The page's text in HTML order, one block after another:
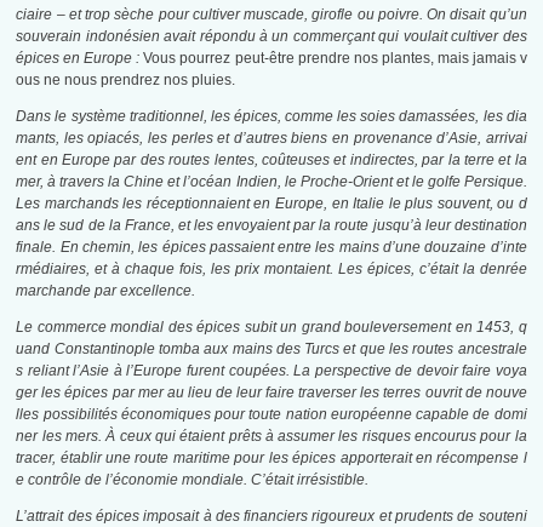
ciaire – et trop sèche pour cultiver muscade, girofle ou poivre. On disait qu’un
souverain indonésien avait répondu à un commerçant qui voulait cultiver des
épices en Europe :Vous pourrez peut-être prendre nos plantes, mais jamais v
ous ne nous prendrez nos pluies.
Dans le système traditionnel, les épices, comme les soies damassées, les dia
mants, les opiacés, les perles et d’autres biens en provenance d’Asie, arrivai
ent en Europe par des routes lentes, coûteuses et indirectes, par la terre et la
mer, à travers la Chine et l’océan Indien, le Proche-Orient et le golfe Persique.
Les marchands les réceptionnaient en Europe, en Italie le plus souvent, ou d
ans le sud de la France, et les envoyaient par la route jusqu’à leur destination
finale. En chemin, les épices passaient entre les mains d’une douzaine d’inte
rmédiaires, et à chaque fois, les prix montaient. Les épices, c’était la denrée
marchande par excellence.
Le commerce mondial des épices subit un grand bouleversement en 1453, q
uand Constantinople tomba aux mains des Turcs et que les routes ancestrale
s reliant l’Asie à l’Europe furent coupées. La perspective de devoir faire voya
ger les épices par mer au lieu de leur faire traverser les terres ouvrit de nouve
lles possibilités économiques pour toute nation européenne capable de domi
ner les mers. À ceux qui étaient prêts à assumer les risques encourus pour la
tracer, établir une route maritime pour les épices apporterait en récompense l
e contrôle de l’économie mondiale. C’était irrésistible.
L’attrait des épices imposait à des financiers rigoureux et prudents de souteni